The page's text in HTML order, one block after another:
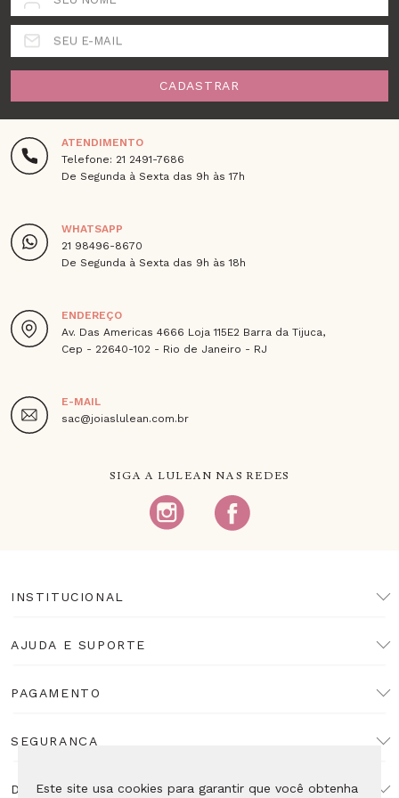
Este site usa cookies para garantir que você obtenha
SEU E-MAIL
CADASTRAR
ATENDIMENTO
Telefone: 21 2491-7686
De Segunda à Sexta das 9h às 17h
WHATSAPP
21 98496-8670
De Segunda à Sexta das 9h às 18h
ENDEREÇO
Av. Das Americas 4666 Loja 115E2 Barra da Tijuca,
Cep - 22640-102 - Rio de Janeiro - RJ
E-MAIL
sac@joiaslulean.com.br
SIGA A LULEAN NAS REDES
INSTITUCIONAL
AJUDA E SUPORTE
PAGAMENTO
SEGURANÇA
DESENVOLVIMENTO